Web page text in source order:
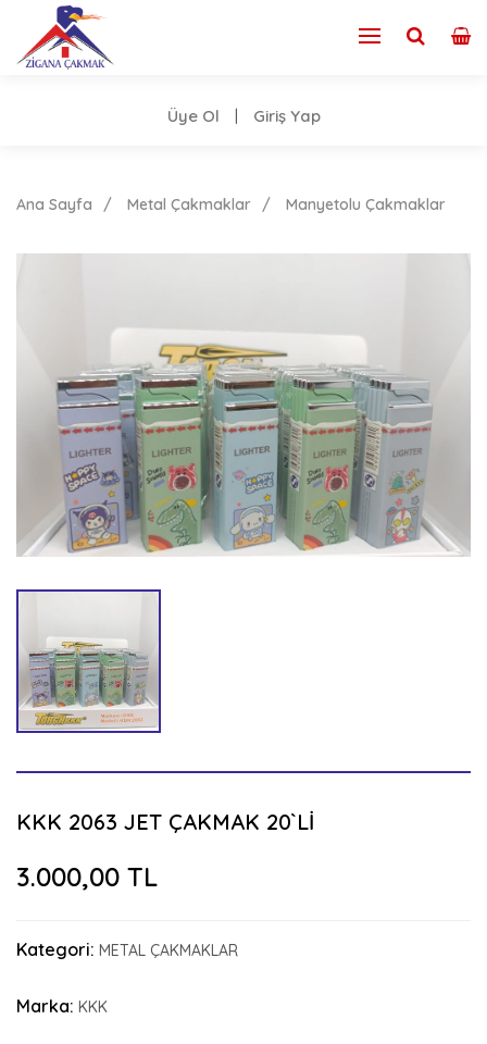
Üye Ol Giriş Yap
Ana Sayfa Metal Çakmaklar Manyetolu Çakmaklar
KKK 2063 JET ÇAKMAK 20`Lİ
3.000,00 TL
Kategori: METAL ÇAKMAKLAR
Marka: KKK